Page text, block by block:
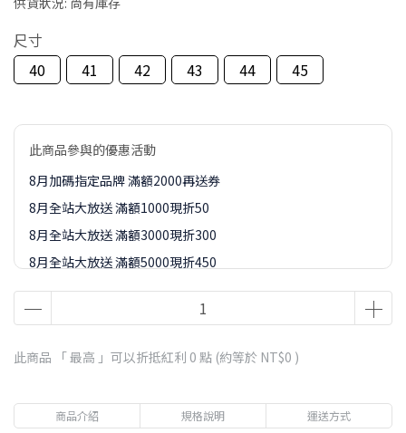
尺寸
40
41 42 43 44 45
此商品參與的優惠活動
8月加碼指定品牌 滿額2000再送券
8月全站大放送 滿額1000現折50
8月全站大放送 滿額3000現折300
8月全站大放送 滿額5000現折450
8月全站大放送 滿額8000現折888
此商品 「 最高 」可以折抵紅利 0 點 (約等於 NT$0 )
商品介紹 規格說明 運送方式